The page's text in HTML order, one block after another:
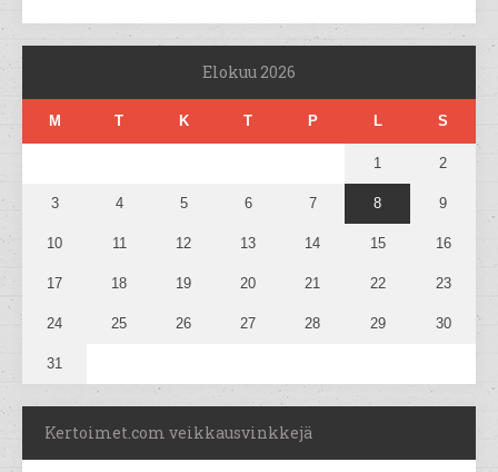
Elokuu 2026
M T K T P L S
1 2
3 4 5 6 7 8 9
10 11 12 13 14 15 16
17 18 19 20 21 22 23
24 25 26 27 28 29 30
31
Kertoimet.com veikkausvinkkejä